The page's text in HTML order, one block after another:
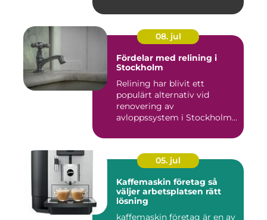
08. jul
Fördelar med relining i
Stockholm
Relining har blivit ett
populärt alternativ vid
renovering av
avloppssystem i Stockholm.
05. jul
Kaffemaskin företag så
väljer arbetsplatsen rätt
lösning
kaffemaskin företag är en av